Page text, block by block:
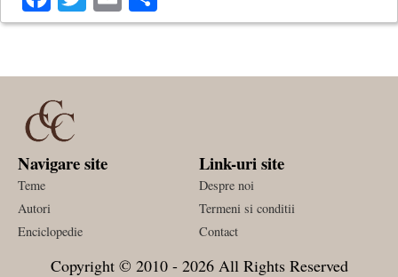
Navigare site
Teme
Autori
Enciclopedie
Link-uri site
Despre noi
Termeni si conditii
Contact
Copyright © 2010 - 2026 All Rights Reserved